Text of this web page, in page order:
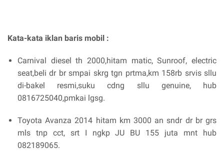
Kata-kata iklan baris mobil :
Carnival diesel th 2000,hitam matic, Sunroof, electric
seat,beli dr br smpai skrg tgn prtma,km 158rb srvis sllu
di-bakel resmi,suku cdng sllu genuine, hub
0816725040,pmkai lgsg.
Toyota Avanza 2014 hitam km 3000 an sndr dr br grs
mls tnp cct, srt I ngkp JU BU 155 juta mnt hub
082189065.